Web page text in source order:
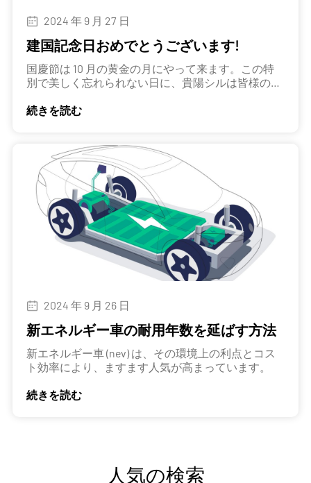
2024 年 9 月 27 日
建国記念日おめでとうございます!
国慶節は 10 月の黄金の月にやって来ます。この特
別で美しく忘れられない日に、貴陽シルは皆様の安
続きを読む
2024 年 9 月 26 日
新エネルギー車の耐用年数を延ばす方法
新エネルギー車 (nev) は、その環境上の利点とコス
ト効率により、ますます人気が高まっています。
続きを読む
人気の検索